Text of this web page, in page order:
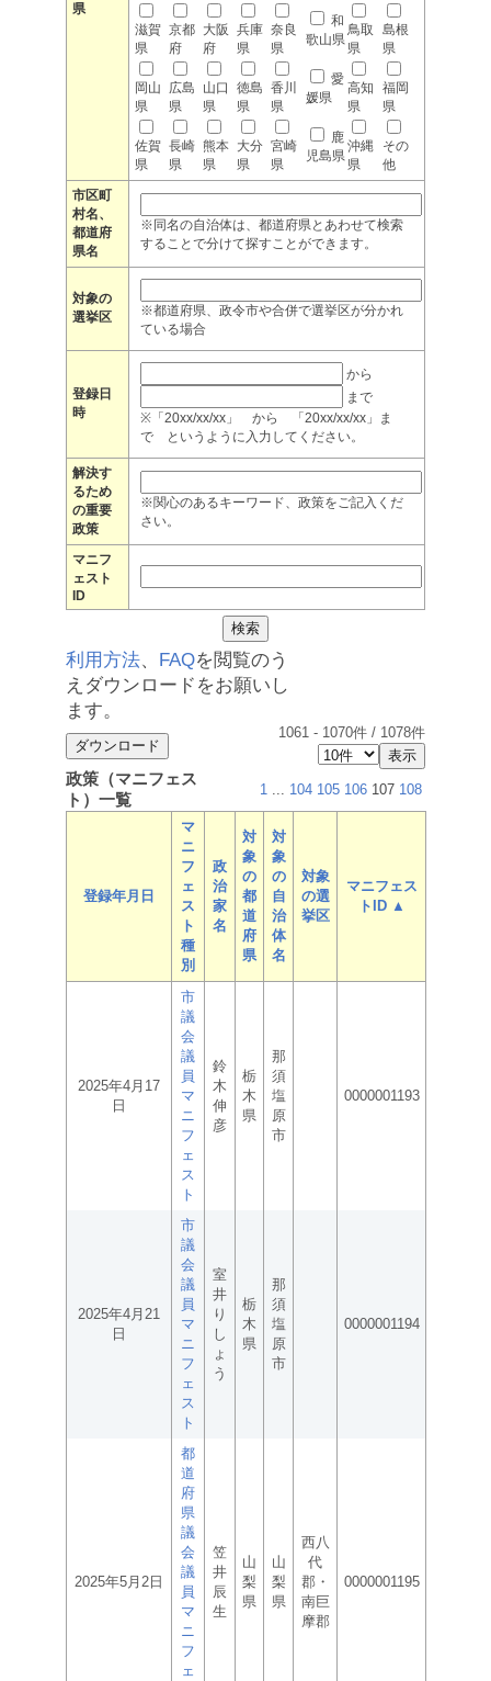
県
滋賀
県
京都
府
大阪
府
兵庫
県
奈良
県
和
歌山県
鳥取
県
島根
県
岡山
県
広島
県
山口
県
徳島
県
香川
県
愛
媛県
高知
県
福岡
県
佐賀
県
長崎
県
熊本
県
大分
県
宮崎
県
鹿
児島県
沖縄
県
その
他
市区町
村名、
都道府
県名
※同名の自治体は、都道府県とあわせて検索
することで分けて探すことができます。
対象の
選挙区
※都道府県、政令市や合併で選挙区が分かれ
ている場合
登録日
時
から
まで
※「20xx/xx/xx」 から 「20xx/xx/xx」ま
で というように入力してください。
解決す
るため
の重要
政策
※関心のあるキーワード、政策をご記入くだ
さい。
マニフ
ェスト
ID
利用方法、 FAQを閲覧のう
えダウンロードをお願いし
ます。
1061 - 1070件 / 1078件
政策（マニフェス
ト）一覧
1 ... 104 105 106 107 108
登録年月日
マ
ニ
フ
ェ
ス
ト
種
別
政
治
家
名
対
象
の
都
道
府
県
対
象
の
自
治
体
名
対象
の選
挙区
マニフェス
トID ▲
2025年4月17
日
市
議
会
議
員
マ
ニ
フ
ェ
ス
ト
鈴
木
伸
彦
栃
木
県
那
須
塩
原
市
0000001193
2025年4月21
日
市
議
会
議
員
マ
ニ
フ
ェ
ス
ト
室
井
り
し
ょ
う
栃
木
県
那
須
塩
原
市
0000001194
2025年5月2日
都
道
府
県
議
会
議
員
マ
ニ
フ
ェ
笠
井
辰
生
山
梨
県
山
梨
県
西八
代
郡・
南巨
摩郡
0000001195